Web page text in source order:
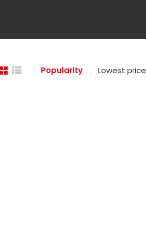
Popularity Lowest price